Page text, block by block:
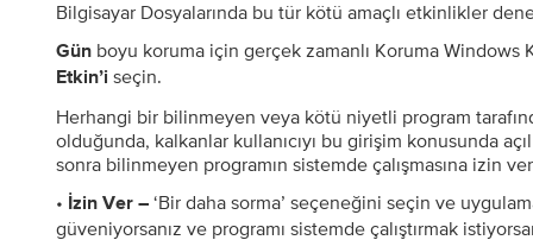
Bilgisayar Dosyalarında bu tür kötü amaçlı etkinlikler
Gün boyu koruma için gerçek zamanlı Koruma Windows
Etkin’i seçin.
Herhangi bir bilinmeyen veya kötü niyetli program
olduğunda, kalkanlar kullanıcıyı bu girişim konusunda
sonra bilinmeyen programın sistemde çalışmasına izin
• İzin Ver – ‘Bir daha sorma’ seçeneğini seçin ve
güveniyorsanız ve programı sistemde çalıştırmak